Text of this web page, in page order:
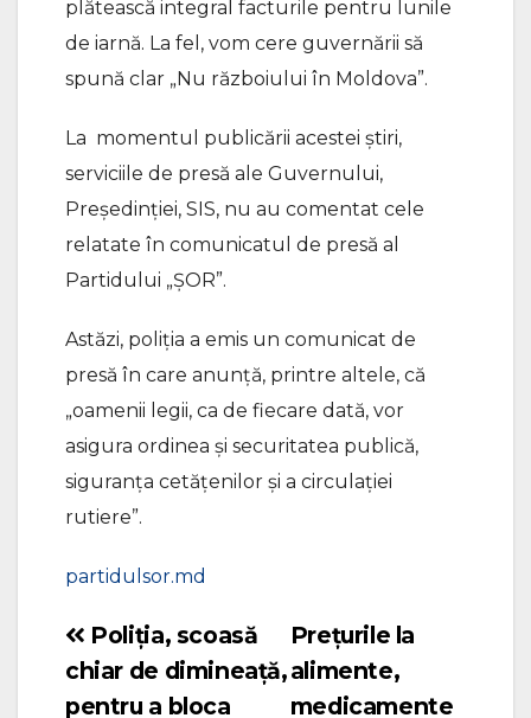
plătească integral facturile pentru lunile
de iarnă. La fel, vom cere guvernării să
spună clar „Nu războiului în Moldova”.
La momentul publicării acestei știri,
serviciile de presă ale Guvernului,
Președinției, SIS, nu au comentat cele
relatate în comunicatul de presă al
Partidului „ȘOR”.
Astăzi, poliția a emis un comunicat de
presă în care anunță, printre altele, că
„oamenii legii, ca de fiecare dată, vor
asigura ordinea și securitatea publică,
siguranța cetățenilor și a circulației
rutiere”.
partidulsor.md
Navigare
în
Prețurile la
alimente,
medicamente
Poliția, scoasă
chiar de dimineață,
pentru a bloca